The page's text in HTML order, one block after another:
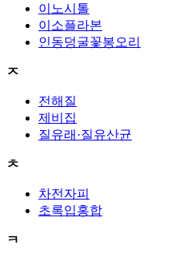
이노시톨
이소플라본
인동덩굴꽃봉오리
ㅈ
전해질
제비집
질유래·질유산균
ㅊ
차전자피
초록입홍합
ㅋ